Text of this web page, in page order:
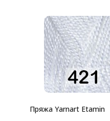
Пряжа Yarnart Etamin